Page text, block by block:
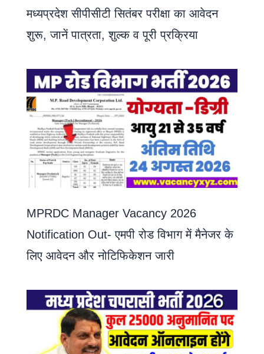
मध्यप्रदेश सीपीसीटी सितंबर परीक्षा का आवेदन
शुरू, जानें पात्रता, शुल्क व पूरी प्रक्रिया
MPRDC Manager Vacancy 2026
Notification Out- एमपी रोड विभाग में मैनेजर के
लिए आवेदन और नोटिफिकेशन जारी